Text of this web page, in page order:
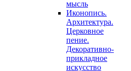
мысль
Иконопись.
Архитектура.
Церковное
пение.
Декоративно-
прикладное
искусство